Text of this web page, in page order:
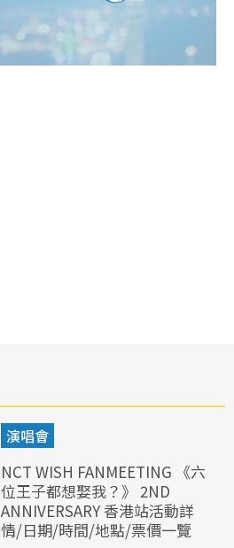
演唱會
NCT WISH FANMEETING 《六
位王子都想娶我？》 2ND
ANNIVERSARY 香港站活動詳
情/日期/時間/地點/票價一覽